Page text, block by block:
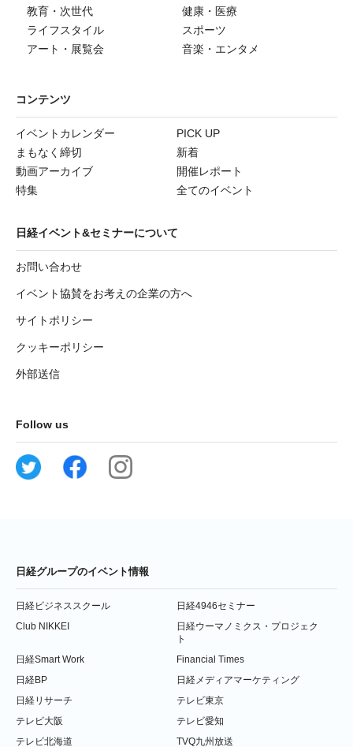
教育・次世代
健康・医療
ライフスタイル
スポーツ
アート・展覧会
音楽・エンタメ
コンテンツ
イベントカレンダー
PICK UP
まもなく締切
新着
動画アーカイブ
開催レポート
特集
全てのイベント
日経イベント&セミナーについて
お問い合わせ
イベント協賛をお考えの企業の方へ
サイトポリシー
クッキーポリシー
外部送信
Follow us
日経グループのイベント情報
日経ビジネススクール
日経4946セミナー
Club NIKKEI
日経ウーマノミクス・プロジェク
ト
日経Smart Work
Financial Times
日経BP
日経メディアマーケティング
日経リサーチ
テレビ東京
テレビ大阪
テレビ愛知
テレビ北海道
TVQ九州放送